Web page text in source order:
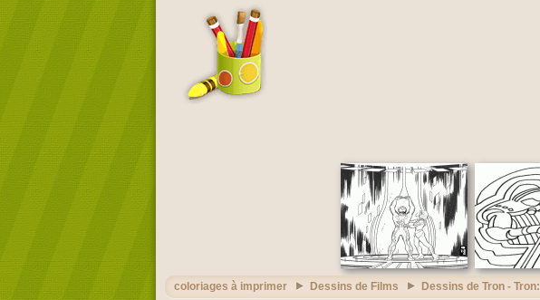
coloriages à imprimer Dessins de Films Dessins de Tron - Tron: